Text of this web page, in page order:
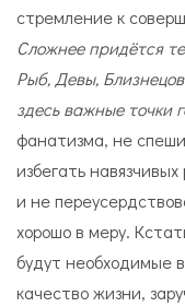
стремление к
Сложнее придётся
Рыб, Девы,
здесь важные точки
фанатизма, не
избегать
и не
хорошо в меру.
будут необходимые
качество жизни,